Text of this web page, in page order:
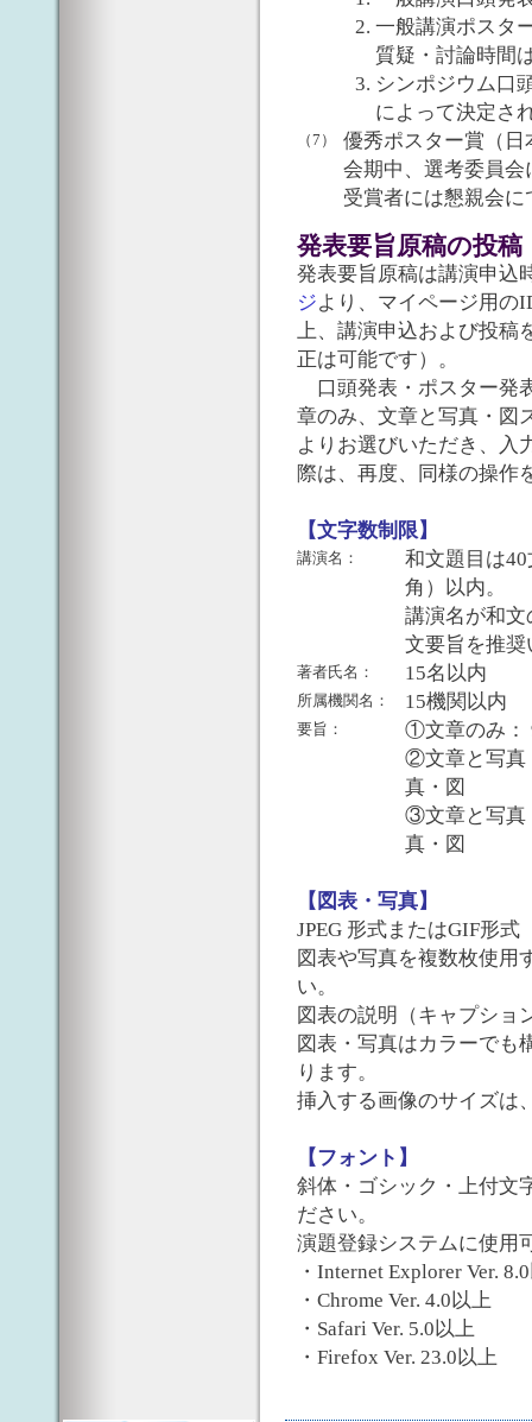
一般講演ポスタ
質疑・討論時間
シンポジウム口
によって決定さ
（7）
優秀ポスター賞（
会期中、選考委員
受賞者には懇親会
発表要旨原稿の投稿
発表要旨原稿は講演申込
ジより、マイページ用の
上、講演申込および投稿
正は可能です）。
口頭発表・ポスター発
章のみ、文章と写真・図
よりお選びいただき、入
際は、再度、同様の操作
【文字数制限】
講演名：
和文題目は
角）以内。
講演名が和
文要旨を推
著者氏名： 15名以内
所属機関名： 15機関以内
要旨：
①文章のみ：
②文章と写真
真・図
③文章と写真
真・図
【図表・写真】
JPEG 形式またはGIF形式
図表や写真を複数枚使用
い。
図表の説明（キャプショ
図表・写真はカラーでも
ります。
挿入する画像のサイズは
【フォント】
斜体・ゴシック・上付文
ださい。
演題登録システムに使用
・Internet Explorer Ver.
・Chrome Ver. 4.0以上
・Safari Ver. 5.0以上
・Firefox Ver. 23.0以上